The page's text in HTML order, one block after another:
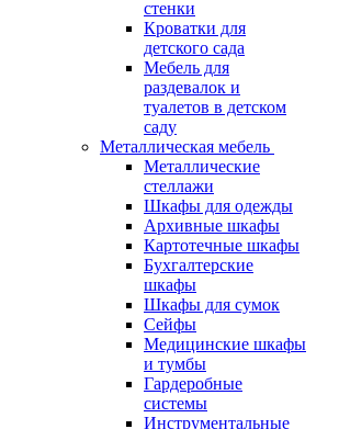
стенки
Кроватки для
детского сада
Мебель для
раздевалок и
туалетов в детском
саду
Металлическая мебель
Металлические
стеллажи
Шкафы для одежды
Архивные шкафы
Картотечные шкафы
Бухгалтерские
шкафы
Шкафы для сумок
Сейфы
Медицинские шкафы
и тумбы
Гардеробные
системы
Инструментальные